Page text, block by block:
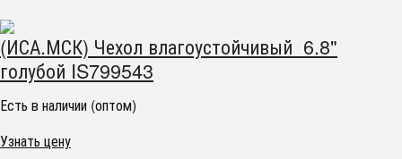
(ИСА.МСК) Чехол влагоустойчивый 6.8"
голубой IS799543
Есть в наличии (оптом)
Узнать цену